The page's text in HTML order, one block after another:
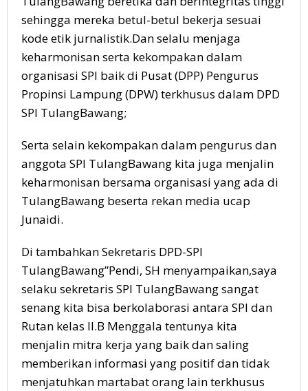
sehingga mereka betul-betul bekerja sesuai
kode etik jurnalistik.Dan selalu menjaga
keharmonisan serta kekompakan dalam
organisasi SPI baik di Pusat (DPP) Pengurus
Propinsi Lampung (DPW) terkhusus dalam DPD
SPI TulangBawang;
Serta selain kekompakan dalam pengurus dan
anggota SPI TulangBawang kita juga menjalin
keharmonisan bersama organisasi yang ada di
TulangBawang beserta rekan media ucap
Junaidi.
Di tambahkan Sekretaris DPD-SPI
TulangBawang”Pendi, SH menyampaikan,saya
selaku sekretaris SPI TulangBawang sangat
senang kita bisa berkolaborasi antara SPI dan
Rutan kelas II.B Menggala tentunya kita
menjalin mitra kerja yang baik dan saling
memberikan informasi yang positif dan tidak
menjatuhkan martabat orang lain terkhusus